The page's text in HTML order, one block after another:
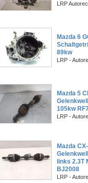
LRP
Mazda 6
89kw
LRP -
Mazda 5
105kw
LRP -
Mazda
links 2.3T
BJ2008
LRP -